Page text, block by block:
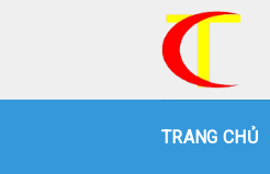
TRANG CHỦ